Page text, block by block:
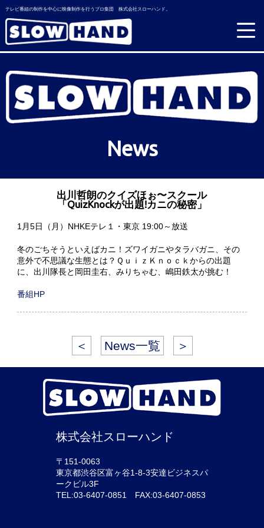
テレビ番組の制作を中心に映像制作を行うプロ集団 株式会社スローハンド。
News
出川哲朗のクイズほぉ〜スクール
「QuizKnockが出題!カニの秘密」
1月5日（月）NHKEテレ１・東京 19:00～放送
冬のごちそうといえばカニ！ズワイガニやタラバガニ、その
意外で不思議な生態とは？ＱｕｉｚＫｎｏｃｋからの出題
に、出川隊長と岡田圭右、みりちゃむ、嶋田鉄太が挑む！
番組HP
＜ News一覧 ＞
株式会社スローハンド
〒151-0063
東京都渋谷区富ヶ谷1-8-3安達ビジネスパ
ークビル3F
TEL:03-6407-0851 FAX:03-6407-0853